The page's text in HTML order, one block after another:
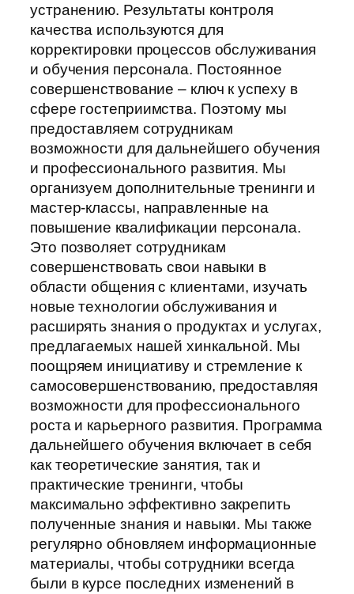
устранению. Результаты контроля
качества используются для
корректировки процессов обслуживания
и обучения персонала. Постоянное
совершенствование – ключ к успеху в
сфере гостеприимства. Поэтому мы
предоставляем сотрудникам
возможности для дальнейшего обучения
и профессионального развития. Мы
организуем дополнительные тренинги и
мастер-классы, направленные на
повышение квалификации персонала.
Это позволяет сотрудникам
совершенствовать свои навыки в
области общения с клиентами, изучать
новые технологии обслуживания и
расширять знания о продуктах и услугах,
предлагаемых нашей хинкальной. Мы
поощряем инициативу и стремление к
самосовершенствованию, предоставляя
возможности для профессионального
роста и карьерного развития. Программа
дальнейшего обучения включает в себя
как теоретические занятия, так и
практические тренинги, чтобы
максимально эффективно закрепить
полученные знания и навыки. Мы также
регулярно обновляем информационные
материалы, чтобы сотрудники всегда
были в курсе последних изменений в